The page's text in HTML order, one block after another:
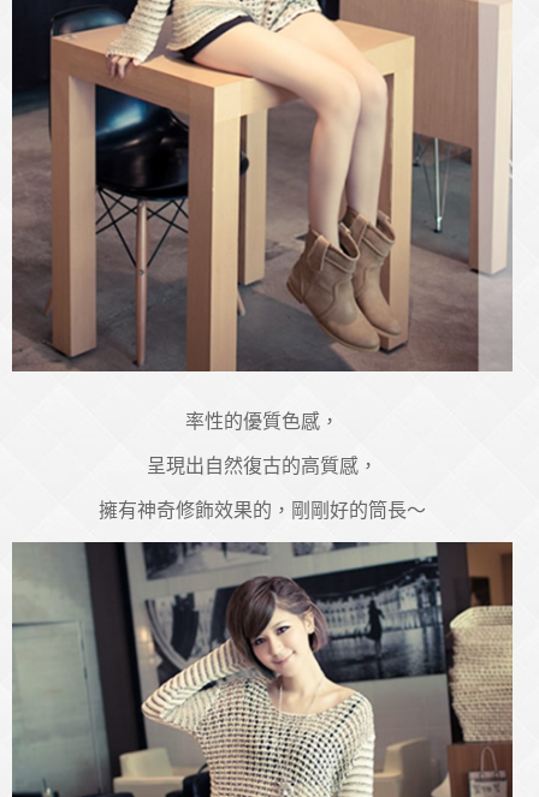
率性的優質色感，
呈現出自然復古的高質感，
擁有神奇修飾效果的，剛剛好的筒長～